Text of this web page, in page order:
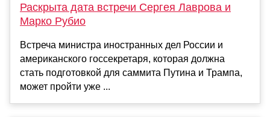
Раскрыта дата встречи Сергея Лаврова и
Марко Рубио
Встреча министра иностранных дел России и
американского госсекретаря, которая должна
стать подготовкой для саммита Путина и Трампа,
может пройти уже ...